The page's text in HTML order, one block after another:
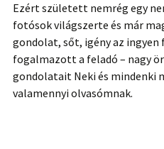
Ezért született nemrég egy
fotósok világszerte és már
gondolat, sőt, igény az
fogalmazott a feladó – nagy
gondolatait Neki és mindenki
valamennyi olvasómnak.